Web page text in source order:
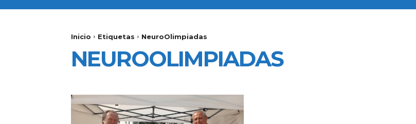
Inicio Etiquetas NeuroOlimpiadas
NEUROOLIMPIADAS